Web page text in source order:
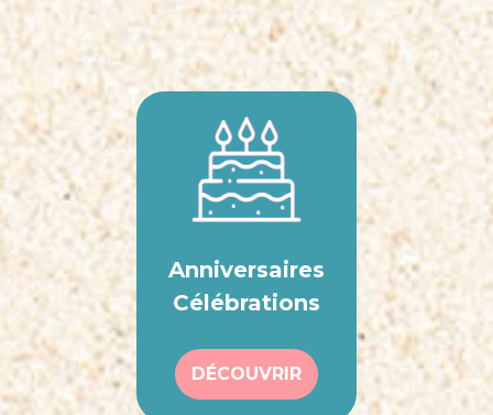
Anniversaires
Célébrations
DÉCOUVRIR